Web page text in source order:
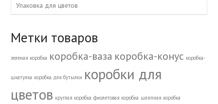
Упаковка для цветов
Метки товаров
зеленая коробка коробка-ваза коробка-конус коробка-
шкатулка коробка для бутылки коробки для
цветов круглая коробка фиолетовая коробка шляпная коробка